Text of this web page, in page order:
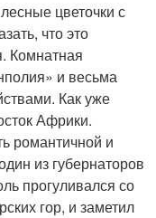
цветочки с
что это
Комнатная
и весьма
Как уже
Африки.
романтичной и
из губернаторов
прогуливался со
гор, и заметил